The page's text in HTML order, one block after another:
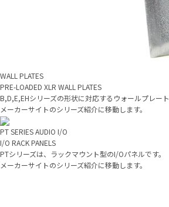
WALL PLATES
PRE-LOADED XLR WALL PLATES
B,D,E,EHシリーズの形状に対応するウォールプレート
メーカーサイトのシリーズ紹介に移動します。
PT SERIES AUDIO I/O
I/O RACK PANELS
PTシリーズは、ラックマウント型のI/Oパネルです。
メーカーサイトのシリーズ紹介に移動します。